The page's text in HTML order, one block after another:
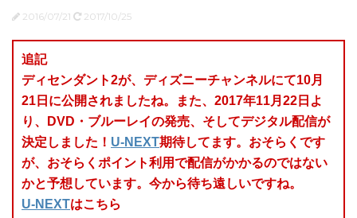
2016/07/21 2017/10/25
追記
ディセンダント2が、ディズニーチャンネルにて10月
21日に公開されましたね。また、2017年11月22日よ
り、DVD・ブルーレイの発売、そしてデジタル配信が
決定しました！ U-NEXT期待してます。おそらくです
が、おそらくポイント利用で配信がかかるのではない
かと予想しています。今から待ち遠しいですね。
U-NEXTはこちら